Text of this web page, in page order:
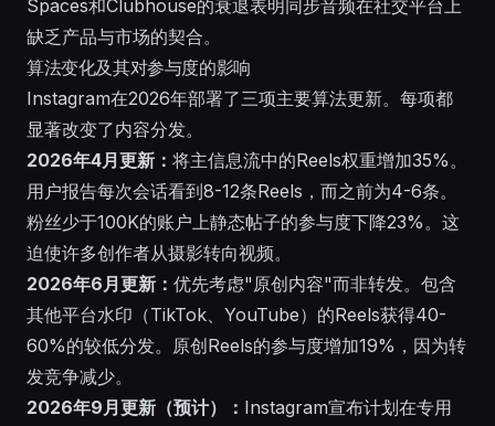
Spaces和Clubhouse的衰退表明同步音频在社交平台上
缺乏产品与市场的契合。
算法变化及其对参与度的影响
Instagram在2026年部署了三项主要算法更新。每项都
显著改变了内容分发。
2026年4月更新： 将主信息流中的Reels权重增加35%。
用户报告每次会话看到8-12条Reels，而之前为4-6条。
粉丝少于100K的账户上静态帖子的参与度下降23%。这
迫使许多创作者从摄影转向视频。
2026年6月更新： 优先考虑"原创内容"而非转发。包含
其他平台水印（TikTok、YouTube）的Reels获得40-
60%的较低分发。原创Reels的参与度增加19%，因为转
发竞争减少。
2026年9月更新（预计）： Instagram宣布计划在专用